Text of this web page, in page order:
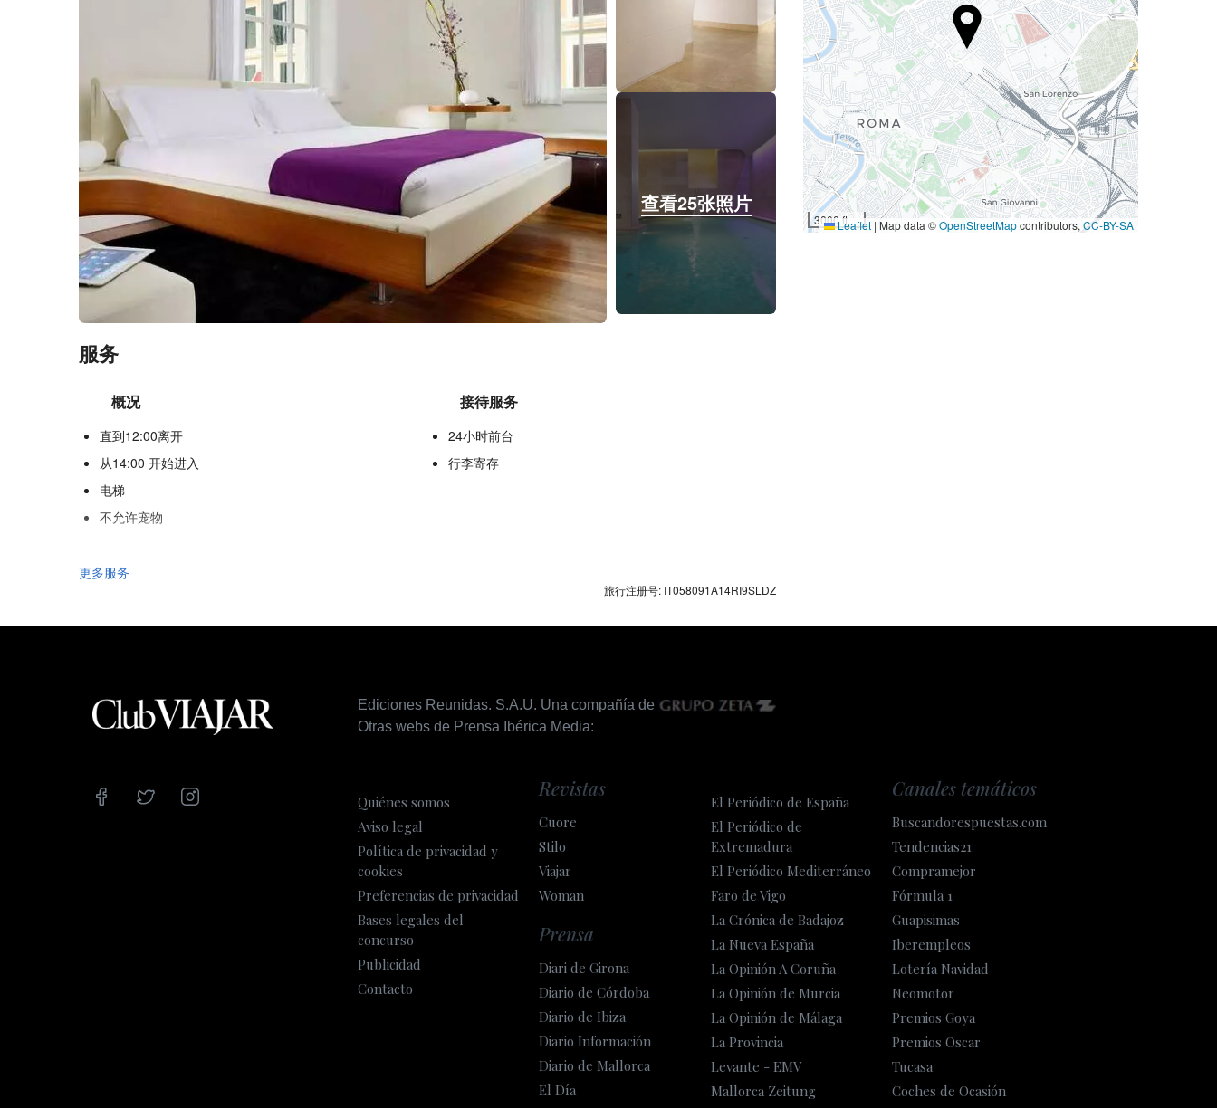
查看25张照片
服务
概况
直到12:00离开
从14:00 开始进入
电梯
不允许宠物
接待服务
24小时前台
行李寄存
食品与饮品
酒巴
泳衣店
更多服务
旅行注册号: IT058091A14RI9SLDZ
3000 ftLeaflet | Map data ©OpenStreetMapcontributors, CC-BY-SA
Ediciones Reunidas. S.A.U. Una compañía de
Otras webs de Prensa Ibérica Media:
Quiénes somos
Aviso legal
Política de privacidad y
cookies
Preferencias de privacidad
Bases legales del
concurso
Publicidad
Contacto
Revistas
Cuore
Stilo
Viajar
Woman
Prensa
Diari de Girona
Diario de Córdoba
Diario de Ibiza
Diario Información
Diario de Mallorca
El Día
El Periódico de España
El Periódico de
Extremadura
El Periódico Mediterráneo
Faro de Vigo
La Crónica de Badajoz
La Nueva España
La Opinión A Coruña
La Opinión de Murcia
La Opinión de Málaga
La Provincia
Levante - EMV
Mallorca Zeitung
Canales temáticos
Buscandorespuestas.com
Tendencias21
Compramejor
Fórmula 1
Guapisimas
Iberempleos
Lotería Navidad
Neomotor
Premios Goya
Premios Oscar
Tucasa
Coches de Ocasión